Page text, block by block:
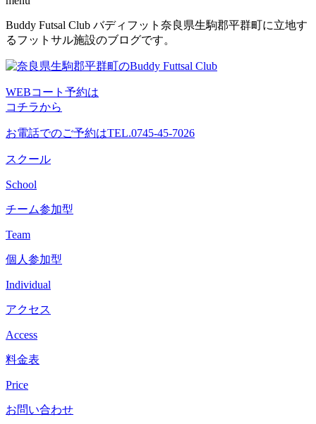
コ
ン
ン
へ
ス
キ
ッ
プ
Buddy Futsal Club バディフット奈良県生駒郡平群町に立地す
るフットサル施設のブログです。
WEBコート予約は
コチラから
お電話でのご予約はTEL.0745-45-7026
スクール
School
チーム参加型
Team
個人参加型
Individual
アクセス
Access
料金表
Price
お問い合わせ